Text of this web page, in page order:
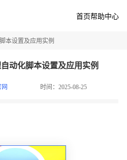
首页帮助中心
本设置及应用实例
动化脚本设置及应用实例
时间：2025-08-25